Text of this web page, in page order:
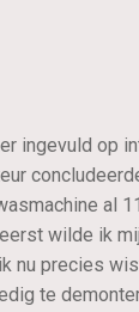
ingevuld op
al
wilde ik
nu precies
te